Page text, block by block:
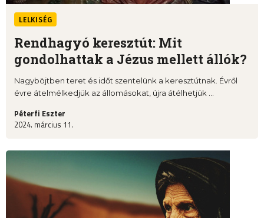
LELKISÉG
Rendhagyó keresztút: Mit
gondolhattak a Jézus mellett állók?
Nagyböjtben teret és időt szentelünk a keresztútnak. Évről
évre átelmélkedjük az állomásokat, újra átélhetjük ...
Péterfi Eszter
2024. március 11.